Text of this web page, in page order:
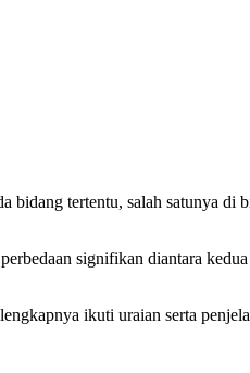
tertentu, salah satunya di
signifikan diantara
ikuti uraian serta